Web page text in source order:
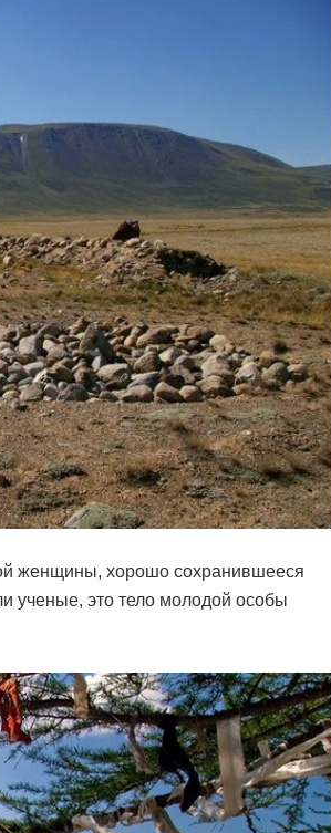
женщины, хорошо сохранившееся
ученые, это тело молодой особы